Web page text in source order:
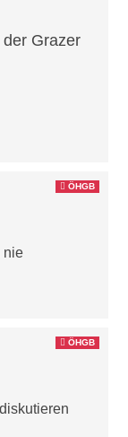
Grazer
ÖHGB
nie
ÖHGB